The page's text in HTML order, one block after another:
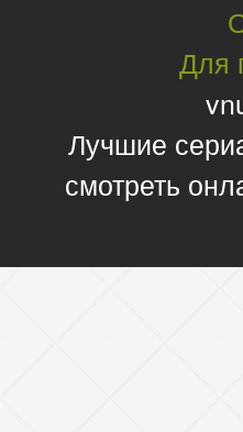
Для
Лучшие
смотреть